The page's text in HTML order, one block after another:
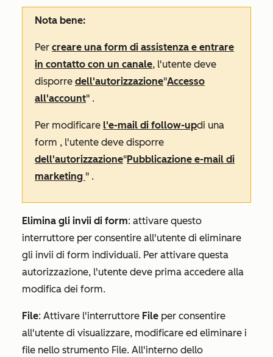
Nota bene:
Per creare una form di assistenza e entrare
in contatto con un canale, l'utente deve
disporre dell'autorizzazione"Accesso
all'account" .
Per modificare l'e-mail di follow-updi una
form , l'utente deve disporre
dell'autorizzazione"Pubblicazione e-mail di
marketing " .
Elimina gli invii di form: attivare questo
interruttore per consentire all'utente di eliminare
gli invii di form individuali. Per attivare questa
autorizzazione, l'utente deve prima accedere alla
modifica dei form.
File: Attivare l'interruttore File per consentire
all'utente di visualizzare, modificare ed eliminare i
file nello strumento File. All'interno dello